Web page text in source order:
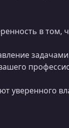
в том,
уверенного